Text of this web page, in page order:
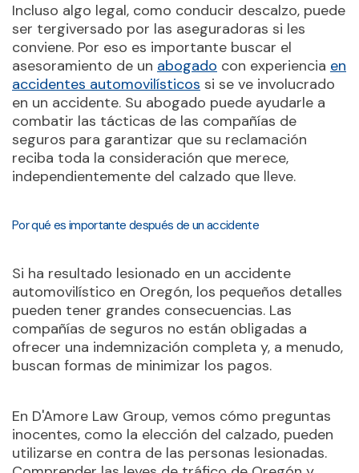
Incluso algo legal, como conducir descalzo, puede
ser tergiversado por las aseguradoras si les
conviene. Por eso es importante buscar el
asesoramiento de un abogado con experiencia en
accidentes automovilísticos si se ve involucrado
en un accidente. Su abogado puede ayudarle a
combatir las tácticas de las compañías de
seguros para garantizar que su reclamación
reciba toda la consideración que merece,
independientemente del calzado que lleve.
Por qué es importante después de un accidente
Si ha resultado lesionado en un accidente
automovilístico en Oregón, los pequeños detalles
pueden tener grandes consecuencias. Las
compañías de seguros no están obligadas a
ofrecer una indemnización completa y, a menudo,
buscan formas de minimizar los pagos.
En D'Amore Law Group, vemos cómo preguntas
inocentes, como la elección del calzado, pueden
utilizarse en contra de las personas lesionadas.